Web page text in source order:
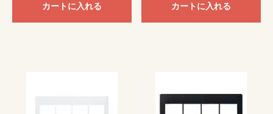
カートに入れる カートに入れる